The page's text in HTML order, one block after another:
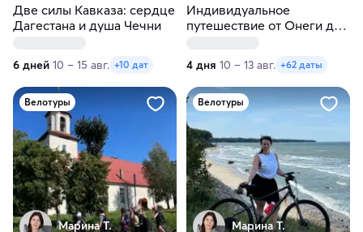
Две силы Кавказа: сердце
Дагестана и душа Чечни
6 дней 10 – 15 авг. +10 дат
Индивидуальное
путешествие от Онеги до
4 дня 10 – 13 авг. +62 даты
Велотуры
Марина Т.
Велотуры
Марина Т.